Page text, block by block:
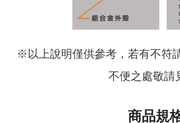
※以上說明僅供參考，若有不符
不便之處敬請
商品規